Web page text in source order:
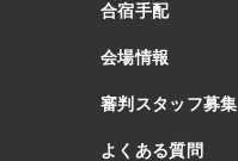
合宿手配
会場情報
審判スタッフ募集
よくある質問